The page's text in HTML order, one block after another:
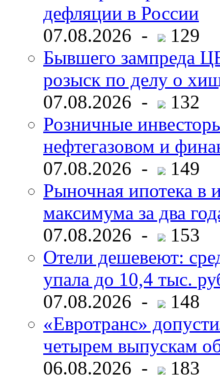
дефляции в России
07.08.2026 -
129
Бывшего зампреда
розыск по делу о
07.08.2026 -
132
Розничные
нефтегазовом и
07.08.2026 -
149
Рыночная ипотека в
максимума за два
07.08.2026 -
153
Отели дешевеют:
упала до 10,4 тыс.
07.08.2026 -
148
«Евротранс»
четырем выпускам
06.08.2026 -
183